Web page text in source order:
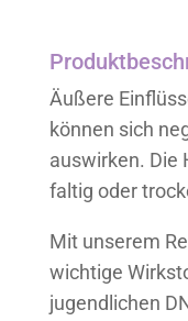
Äußere
können sich
auswirken. Die
faltig oder
Mit unserem
wichtige
jugendlichen